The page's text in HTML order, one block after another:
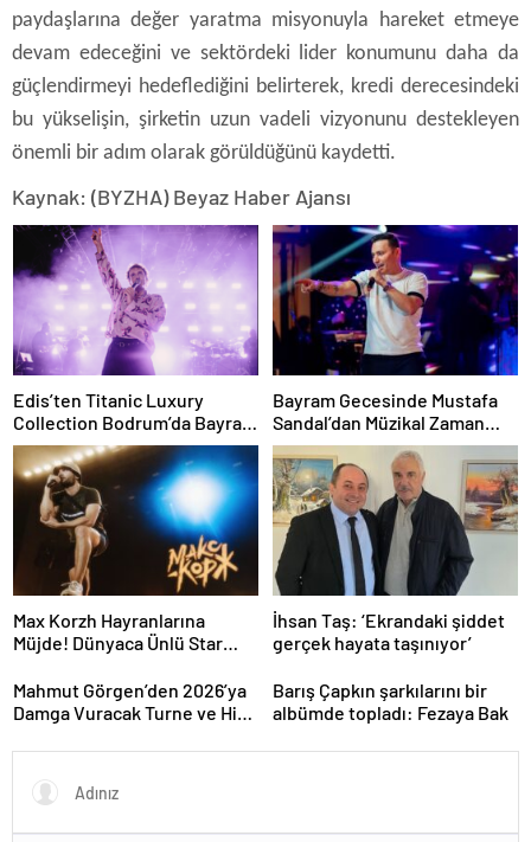
paydaşlarına değer yaratma misyonuyla hareket etmeye
devam edeceğini ve sektördeki lider konumunu daha da
güçlendirmeyi hedeflediğini belirterek, kredi derecesindeki
bu yükselişin, şirketin uzun vadeli vizyonunu destekleyen
önemli bir adım olarak görüldüğünü kaydetti.
Kaynak: (BYZHA) Beyaz Haber Ajansı
Edis’ten Titanic Luxury
Collection Bodrum’da Bayram
Gecesine Damga Vuran
Performans
Bayram Gecesinde Mustafa
Sandal’dan Müzikal Zaman
Yolculuğu
Max Korzh Hayranlarına
Müjde! Dünyaca Ünlü Star
Performansla Hayranlarıyla
Buluşuyor
İhsan Taş: ‘Ekrandaki şiddet
gerçek hayata taşınıyor’
Mahmut Görgen’den 2026’ya
Damga Vuracak Turne ve Hit
Barış Çapkın şarkılarını bir
albümde topladı: Fezaya Bak